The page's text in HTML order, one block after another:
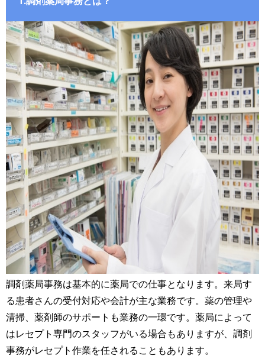
調剤薬局事務は基本的に薬局での仕事となります。来局す
る患者さんの受付対応や会計が主な業務です。薬の管理や
清掃、薬剤師のサポートも業務の一環です。薬局によって
はレセプト専門のスタッフがいる場合もありますが、調剤
事務がレセプト作業を任されることもあります。